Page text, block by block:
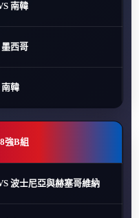
南韓
墨西哥
南韓
強B組
波士尼亞與赫塞哥維納